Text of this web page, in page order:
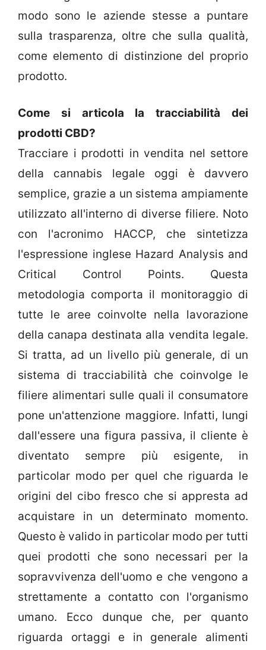
modo sono le aziende stesse a puntare
sulla trasparenza, oltre che sulla qualità,
come elemento di distinzione del proprio
prodotto.
Come si articola la tracciabilità dei
prodotti CBD?
Tracciare i prodotti in vendita nel settore
della cannabis legale oggi è davvero
semplice, grazie a un sistema ampiamente
utilizzato all'interno di diverse filiere. Noto
con l'acronimo HACCP, che sintetizza
l'espressione inglese Hazard Analysis and
Critical Control Points. Questa
metodologia comporta il monitoraggio di
tutte le aree coinvolte nella lavorazione
della canapa destinata alla vendita legale.
Si tratta, ad un livello più generale, di un
sistema di tracciabilità che coinvolge le
filiere alimentari sulle quali il consumatore
pone un'attenzione maggiore. Infatti, lungi
dall'essere una figura passiva, il cliente è
diventato sempre più esigente, in
particolar modo per quel che riguarda le
origini del cibo fresco che si appresta ad
acquistare in un determinato momento.
Questo è valido in particolar modo per tutti
quei prodotti che sono necessari per la
sopravvivenza dell'uomo e che vengono a
strettamente a contatto con l'organismo
umano. Ecco dunque che, per quanto
riguarda ortaggi e in generale alimenti